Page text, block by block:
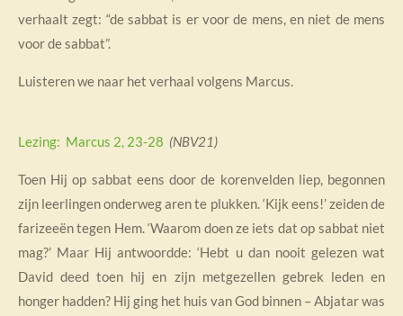
verhaalt zegt: “de sabbat is er voor de mens, en niet de mens
voor de sabbat”.
Luisteren we naar het verhaal volgens Marcus.
Lezing: Marcus 2, 23-28 (NBV21)
Toen Hij op sabbat eens door de korenvelden liep, begonnen
zijn leerlingen onderweg aren te plukken. ‘Kijk eens!’ zeiden de
farizeeën tegen Hem. ‘Waarom doen ze iets dat op sabbat niet
mag?’ Maar Hij antwoordde: ‘Hebt u dan nooit gelezen wat
David deed toen hij en zijn metgezellen gebrek leden en
honger hadden? Hij ging het huis van God binnen – Abjatar was